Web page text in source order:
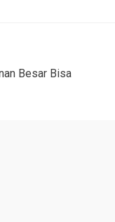
Besar Bisa